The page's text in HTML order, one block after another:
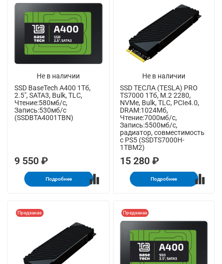
Не в наличии
SSD BaseTech A400 1Тб,
2.5", SATA3, Bulk, TLC,
Чтение:580мб/с,
Запись:530мб/с
(SSDBTA4001TBN)
9 550 ₽
Подробнее
Не в наличии
SSD ТЕСЛА (TESLA) PRO
TS7000 1Тб, M.2 2280,
NVMe, Bulk, TLC, PCIe4.0,
DRAM:1024Мб,
Чтение:7000мб/с,
Запись:5500мб/с,
радиатор, совместимость
с PS5 (SSDTS7000H-
1TBM2)
15 280 ₽
Подробнее
Предзаказ Предзаказ